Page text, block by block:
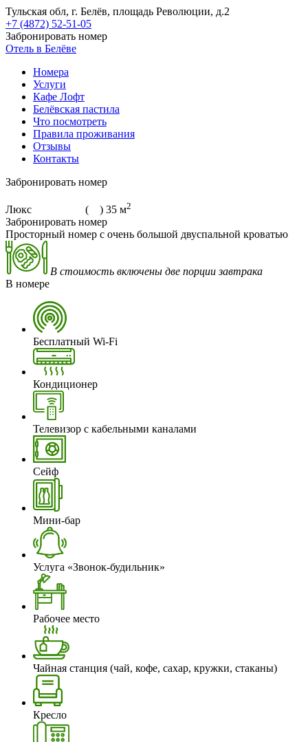
Тульская обл, г. Белёв, площадь Революции, д.2
+7 (4872) 52-51-05
Забронировать номер
Отель в Белёве
Номера
Услуги
Кафе Лофт
Белёвская пастила
Что посмотреть
Правила проживания
Отзывы
Контакты
Забронировать номер
Люкс ( ) 35 м2
Забронировать номер
Просторный номер с очень большой двуспальной кроватью
В стоимость включены две порции завтрака
В номере
Бесплатный Wi-Fi
Кондиционер
Телевизор с кабельными каналами
Сейф
Мини-бар
Услуга «Звонок-будильник»
Рабочее место
Чайная станция (чай, кофе, сахар, кружки, стаканы)
Кресло